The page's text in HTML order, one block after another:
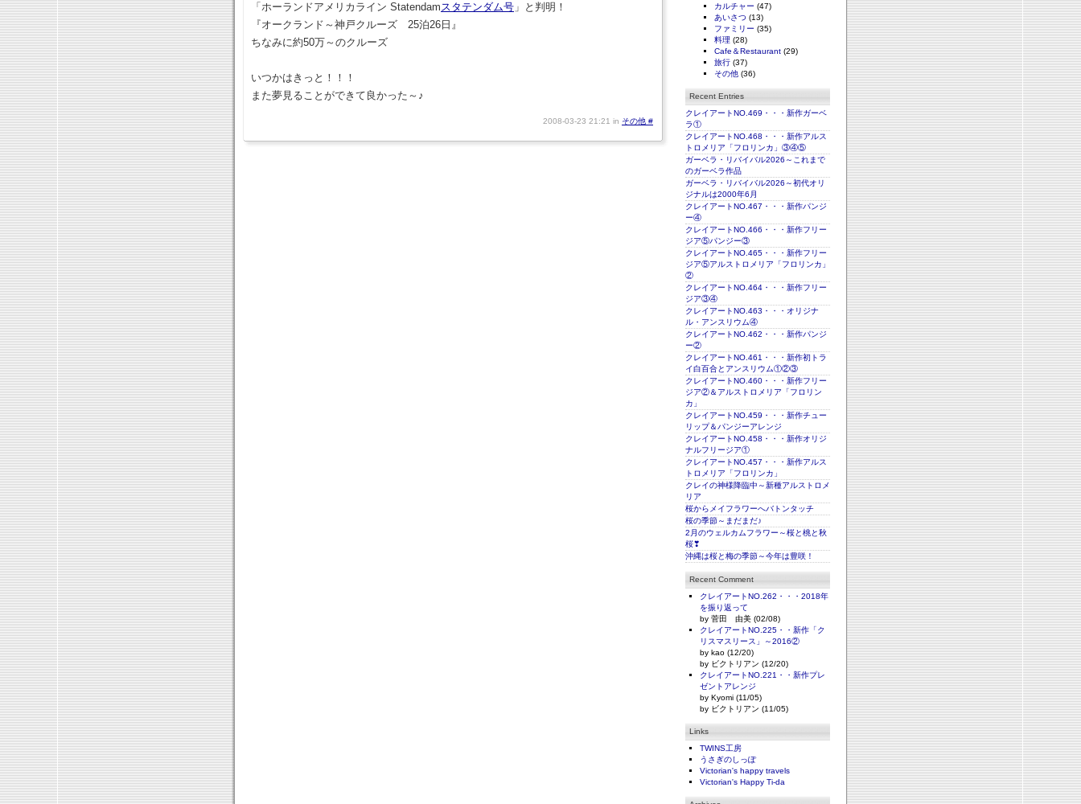
「ホーランドアメリカライン Statendamスタテンダム号 」と判明！
『オークランド～神戸クルーズ 25泊26日』
ちなみに約50万～のクルーズ
いつかはきっと！！！
また夢見ることができて良かった～♪
2008-03-23 21:21 in その他 #
カルチャー (47)
あいさつ (13)
ファミリー (35)
料理 (28)
Cafe＆Restaurant (29)
旅行 (37)
その他 (36)
Recent Entries
クレイアートNO.469・・・新作ガーベ
ラ①
クレイアートNO.468・・・新作アルス
トロメリア「フロリンカ」③④⑤
ガーベラ・リバイバル2026～これまで
のガーベラ作品
ガーベラ・リバイバル2026～初代オリ
ジナルは2000年6月
クレイアートNO.467・・・新作パンジ
ー④
クレイアートNO.466・・・新作フリー
ジア⑤パンジー③
クレイアートNO.465・・・新作フリー
ジア⑤アルストロメリア「フロリンカ」
②
クレイアートNO.464・・・新作フリー
ジア③④
クレイアートNO.463・・・オリジナ
ル・アンスリウム④
クレイアートNO.462・・・新作パンジ
ー②
クレイアートNO.461・・・新作初トラ
イ白百合とアンスリウム①②③
クレイアートNO.460・・・新作フリー
ジア②＆アルストロメリア「フロリン
カ」
クレイアートNO.459・・・新作チュー
リップ＆パンジーアレンジ
クレイアートNO.458・・・新作オリジ
ナルフリージア①
クレイアートNO.457・・・新作アルス
トロメリア「フロリンカ」
クレイの神様降臨中～新種アルストロメ
リア
桜からメイフラワーへバトンタッチ
桜の季節～まだまだ♪
2月のウェルカムフラワー～桜と桃と秋
桜❣
沖縄は桜と梅の季節～今年は豊咲！
Recent Comment
クレイアートNO.262・・・2018年
を振り返って
by 菅田 由美 (02/08)
クレイアートNO.225・・新作「ク
リスマスリース」～2016②
by kao (12/20)
by ビクトリアン (12/20)
クレイアートNO.221・・新作プレ
ゼントアレンジ
by Kyomi (11/05)
by ビクトリアン (11/05)
Links
TWINS工房
うさぎのしっぽ
Victorian's happy travels
Victorian's Happy Ti-da